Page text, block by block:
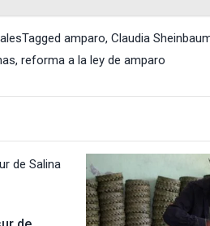
Tagged amparo, Claudia
, reforma a la ley de amparo